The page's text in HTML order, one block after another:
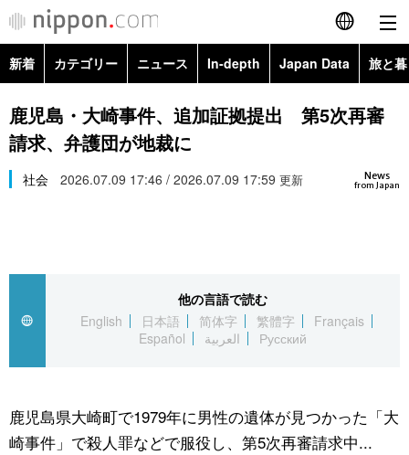
English
简体字
Русский
カテゴリー
経済・ビジネス
国際
文化
トップ
アーカイブ
In-depth
Japan Data
動画/Live
新着 カテゴリー ニュース In-depth Japan Data 旅と
政治・外交
経済・ビジネス
スポーツ・東京2020
Topics
鹿児島・大崎事件、追加証拠提出 第5次再審
請求、弁護団が地裁に
News
from Japan
社会 2026.07.09 17:46 / 2026.07.09 17:59 更新
他の言語で読む
English
日本語 简体字 繁體字
Français
Español
العربية Русский
鹿児島県大崎町で1979年に男性の遺体が見つかった「大
崎事件」で殺人罪などで服役し、第5次再審請求中...